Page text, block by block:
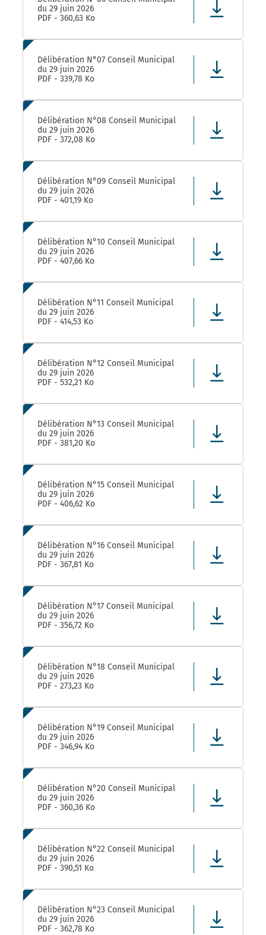
du 29 juin 2026
PDF - 360,63 Ko
Délibération N°07 Conseil Municipal
du 29 juin 2026
PDF - 339,78 Ko
Délibération N°08 Conseil Municipal
du 29 juin 2026
PDF - 372,08 Ko
Délibération N°09 Conseil Municipal
du 29 juin 2026
PDF - 401,19 Ko
Délibération N°10 Conseil Municipal
du 29 juin 2026
PDF - 407,66 Ko
Délibération N°11 Conseil Municipal
du 29 juin 2026
PDF - 414,53 Ko
Délibération N°12 Conseil Municipal
du 29 juin 2026
PDF - 532,21 Ko
Délibération N°13 Conseil Municipal
du 29 juin 2026
PDF - 381,20 Ko
Délibération N°15 Conseil Municipal
du 29 juin 2026
PDF - 406,62 Ko
Délibération N°16 Conseil Municipal
du 29 juin 2026
PDF - 367,81 Ko
Délibération N°17 Conseil Municipal
du 29 juin 2026
PDF - 356,72 Ko
Délibération N°18 Conseil Municipal
du 29 juin 2026
PDF - 273,23 Ko
Délibération N°19 Conseil Municipal
du 29 juin 2026
PDF - 346,94 Ko
Délibération N°20 Conseil Municipal
du 29 juin 2026
PDF - 360,36 Ko
Délibération N°22 Conseil Municipal
du 29 juin 2026
PDF - 390,51 Ko
Délibération N°23 Conseil Municipal
du 29 juin 2026
PDF - 362,78 Ko